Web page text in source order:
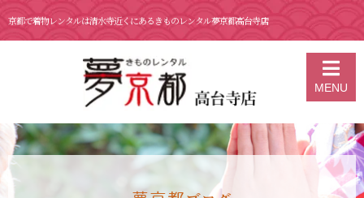
京都で着物レンタルは清水寺近くにあるきものレンタル夢京都高台寺店
MENU
京都の着物レンタル 夢京都 高台寺店
6月 12日 おすすめタ
イ料理店「バーン・リムナーム」